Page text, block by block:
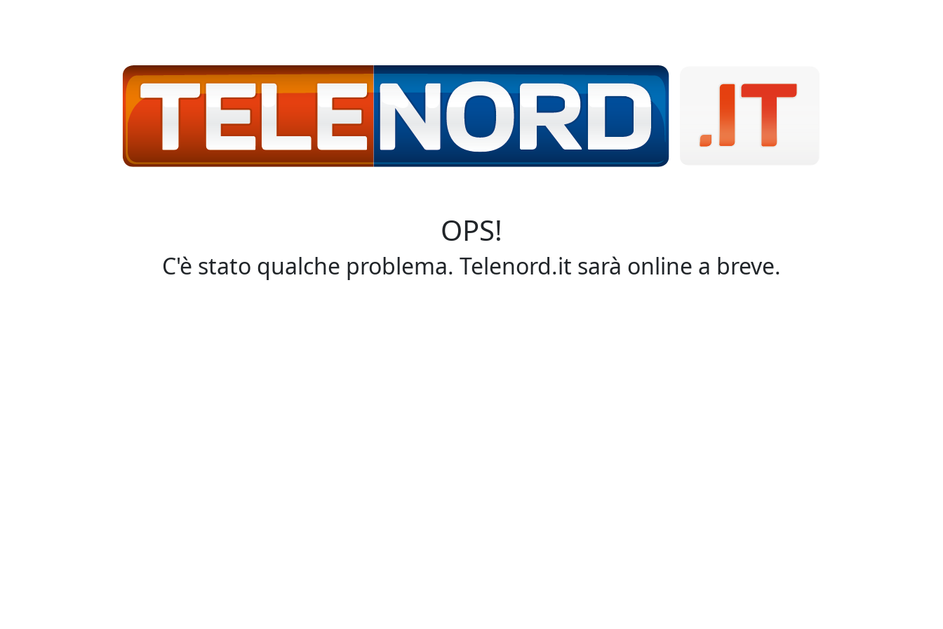
OPS!
C'è stato qualche problema. Telenord.it sarà online a breve.